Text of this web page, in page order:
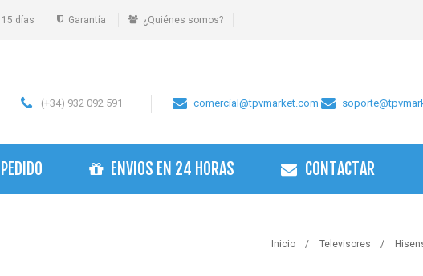
días Garantía ¿Quiénes somos?
(+34) 932 092 591 comercial@tpvmarket.com
ENVIOS EN 24 HORAS CONTACTAR
Inicio Televisores